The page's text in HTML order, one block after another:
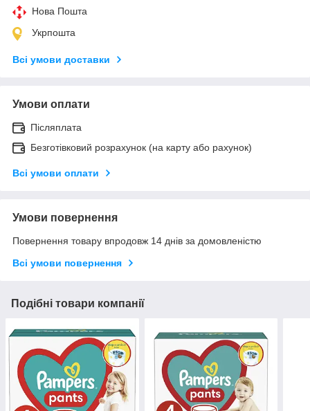
Нова Пошта
Укрпошта
Всі умови доставки
Умови оплати
Післяплата
Безготівковий розрахунок (на карту або рахунок)
Всі умови оплати
Умови повернення
Повернення товару впродовж 14 днів за домовленістю
Всі умови повернення
Подібні товари компанії